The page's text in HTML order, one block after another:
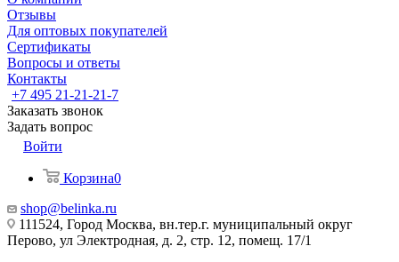
Отзывы
Для оптовых покупателей
Сертификаты
Вопросы и ответы
Контакты
+7 495 21-21-21-7
Заказать звонок
Задать вопрос
Войти
Корзина0
shop@belinka.ru
111524, Город Москва, вн.тер.г. муниципальный округ
Перово, ул Электродная, д. 2, стр. 12, помещ. 17/1